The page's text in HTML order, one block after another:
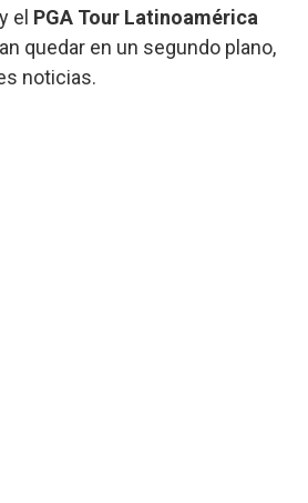
y el PGA Tour Latinoamérica
quedar en un segundo plano,
noticias.